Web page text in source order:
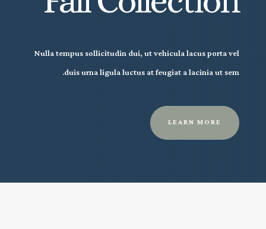
Nulla tempus sollicitudin dui, ut vehicula lacus porta vel
duis urna ligula luctus at feugiat a lacinia ut sem.
LEARN MORE